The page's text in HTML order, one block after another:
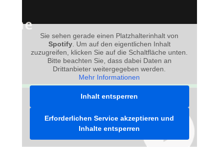
Sie sehen gerade einen Platzhalterinhalt von
Spotify. Um auf den eigentlichen Inhalt
zuzugreifen, klicken Sie auf die Schaltfläche unten.
Bitte beachten Sie, dass dabei Daten an
Drittanbieter weitergegeben werden.
Mehr Informationen
Inhalt entsperren
Erforderlichen Service akzeptieren und
Inhalte entsperren